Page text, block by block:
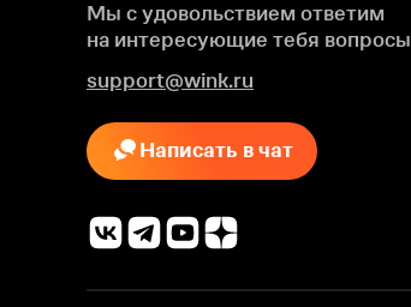
Мы с удовольствием ответим
на интересующие тебя вопросы
support@wink.ru
Написать в чат